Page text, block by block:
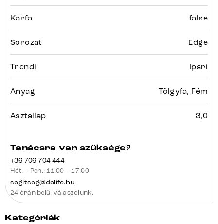
Karfa false
Sorozat Edge
Trendi Ipari
Anyag Tölgyfa, Fém
Asztallap 3,0
Tanácsra van szüksége?
+36 706 704 444
Hét. – Pén.: 11:00 – 17:00
segitseg@delife.hu
24 órán belül válaszolunk.
Kategóriák